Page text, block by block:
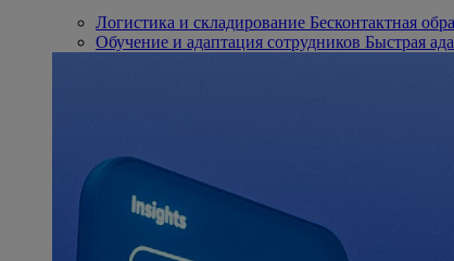
Логистика и складирование Бесконтактная
Обучение и адаптация сотрудников Быстрая